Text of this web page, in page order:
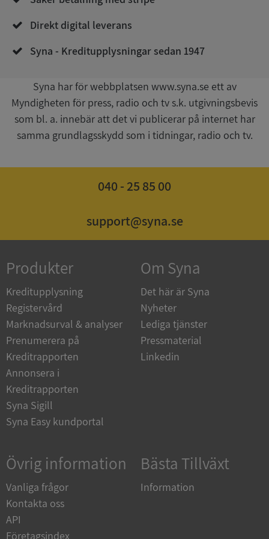
Direkt digital leverans
Syna - Kreditupplysningar sedan 1947
Syna har för webbplatsen www.syna.se ett av
Myndigheten för press, radio och tv s.k. utgivningsbevis
som bl. a. innebär att det vi publicerar på internet har
samma grundlagsskydd som i tidningar, radio och tv.
040 - 25 85 00
support@syna.se
Produkter
Kreditupplysning
Registervård
Marknadsurval & analyser
Prenumerera på
Kreditrapporten
Annonsera i
Kreditrapporten
Syna Sigill
Syna Easy kundportal
Om Syna
Det här är Syna
Nyheter
Lediga tjänster
Pressmaterial
Linkedin
Övrig information
Vanliga frågor
Kontakta oss
API
Företagsindex
Bästa Tillväxt
Information
VISITOR_PRIVACY_METADATA
YouTube
.youtube.com
5 månader
4 veckor
Corporation
de.syna.se
ARRAffinity
Corporation
__RequestVerificationToken
Microsoft
Corporation
Google
Privacy Policy